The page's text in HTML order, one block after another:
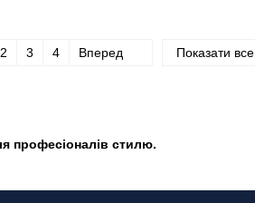
для професіоналів стилю.
2 3 4 Вперед Показати все